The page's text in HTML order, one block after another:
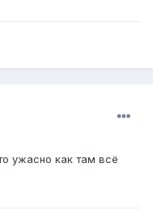
ужасно как там всё